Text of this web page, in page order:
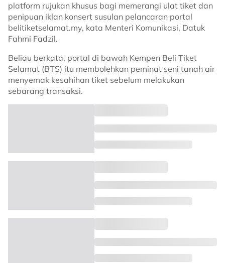
platform rujukan khusus bagi memerangi ulat tiket dan
penipuan iklan konsert susulan pelancaran portal
belitiketselamat.my, kata ​Menteri Komunikasi, Datuk
Fahmi Fadzil.
Beliau berkata, portal di bawah Kempen Beli Tiket
Selamat (BTS) itu membolehkan peminat seni tanah air
menyemak kesahihan tiket sebelum melakukan
sebarang transaksi.